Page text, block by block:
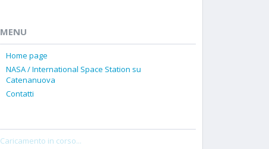
MENU
Home page
NASA / International Space Station su
Catenanuova
Contatti
Caricamento in corso...